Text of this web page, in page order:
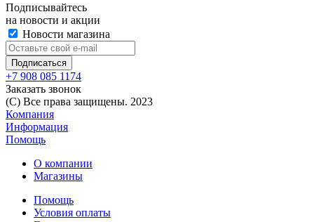
Подписывайтесь
на новости и акции
Новости магазина
+7 908 085 1174
Заказать звонок
(C) Все права защищены. 2023
Компания
Информация
Помощь
О компании
Магазины
Помощь
Условия оплаты